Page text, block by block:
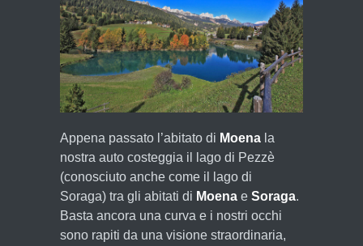
Appena passato l’abitato di Moena la
nostra auto costeggia il lago di Pezzè
(conosciuto anche come il lago di
Soraga) tra gli abitati di Moena e Soraga.
Basta ancora una curva e i nostri occhi
sono rapiti da una visione straordinaria,